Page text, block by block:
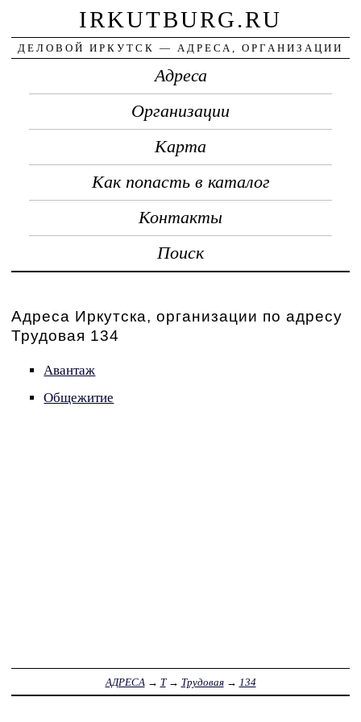
IRKUTBURG.RU
ДЕЛОВОЙ ИРКУТСК — АДРЕСА, ОРГАНИЗАЦИИ
Адреса
Организации
Карта
Как попасть в каталог
Контакты
Поиск
Адреса Иркутска, организации по адресу
Трудовая 134
Авантаж
Общежитие
АДРЕСА → Т→ Трудовая→ 134